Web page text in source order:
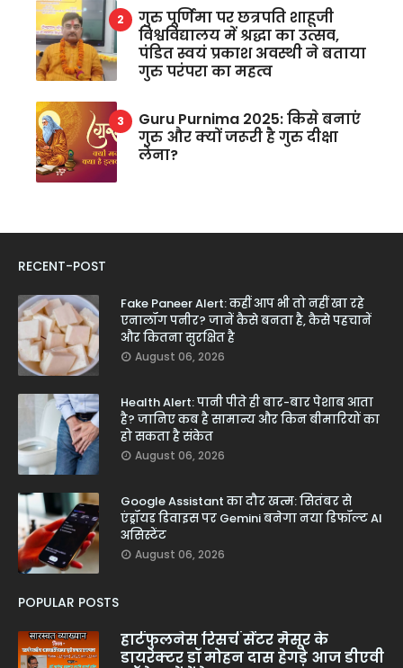
गुरु पूर्णिमा पर छत्रपति शाहूजी
विश्वविद्यालय में श्रद्धा का उत्सव,
पंडित स्वयं प्रकाश अवस्थी ने बताया
गुरु परंपरा का महत्व
Guru Purnima 2025: किसे बनाएं
गुरु और क्यों जरूरी है गुरु दीक्षा
लेना?
RECENT-POST
Fake Paneer Alert: कहीं आप भी तो नहीं खा रहे
एनालॉग पनीर? जानें कैसे बनता है, कैसे पहचानें
और कितना सुरक्षित है
August 06, 2026
Health Alert: पानी पीते ही बार-बार पेशाब आता
है? जानिए कब है सामान्य और किन बीमारियों का
हो सकता है संकेत
August 06, 2026
Google Assistant का दौर खत्म: सितंबर से
एंड्रॉयड डिवाइस पर Gemini बनेगा नया डिफॉल्ट AI
असिस्टेंट
August 06, 2026
POPULAR POSTS
हार्टफुलनेस रिसर्च सेंटर मैसूर के
डायरेक्टर डॉ मोहन दास हेगड़े आज डीएवी